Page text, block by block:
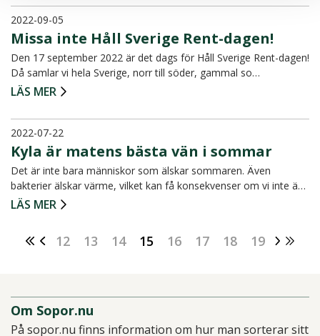
2022-09-05
Missa inte Håll Sverige Rent-dagen!
Den 17 september 2022 är det dags för Håll Sverige Rent-dagen!
Då samlar vi hela Sverige, norr till söder, gammal so…
LÄS MER
2022-07-22
Kyla är matens bästa vän i sommar
Det är inte bara människor som älskar sommaren. Även
bakterier älskar värme, vilket kan få konsekvenser om vi inte ä…
LÄS MER
12 13 14 15 16 17 18 19
Om Sopor.nu
På sopor.nu finns information om hur man sorterar sitt